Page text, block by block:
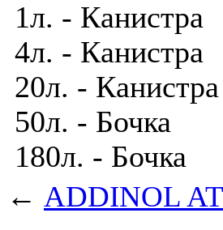
1л. - Канистра
4л. - Канистра
20л. - Канистра
50л. - Бочка
180л. - Бочка
← ADDINOL